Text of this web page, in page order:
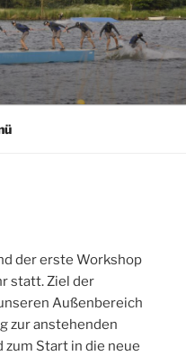
der erste Workshop
statt. Ziel der
Außenbereich
zur anstehenden
Start in die neue